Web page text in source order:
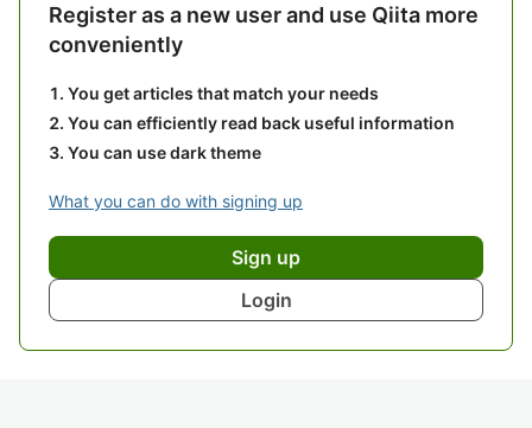
Register as a new user and use Qiita more
conveniently
You get articles that match your needs
You can efficiently read back useful information
You can use dark theme
What you can do with signing up
Sign up
Login